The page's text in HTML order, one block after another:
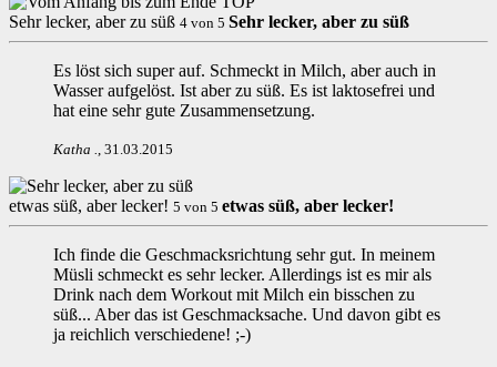
Sehr lecker, aber zu süß 4 von 5 Sehr lecker, aber zu süß
Es löst sich super auf. Schmeckt in Milch, aber auch in
Wasser aufgelöst. Ist aber zu süß. Es ist laktosefrei und
hat eine sehr gute Zusammensetzung.
Katha 31.03.2015
etwas süß, aber lecker! 5 von 5 etwas süß, aber lecker!
Ich finde die Geschmacksrichtung sehr gut. In meinem
Müsli schmeckt es sehr lecker. Allerdings ist es mir als
Drink nach dem Workout mit Milch ein bisschen zu
süß... Aber das ist Geschmacksache. Und davon gibt es
ja reichlich verschiedene! ;-)